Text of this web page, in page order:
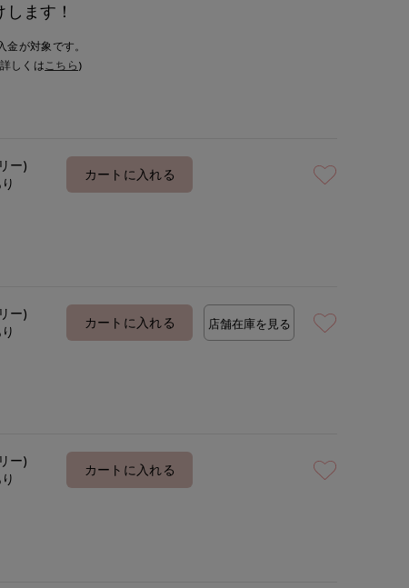
ます！
金が対象です。
しくはこちら )
ー)
カートに入れる
ー)
カートに入れる 店舗在庫を見る
ー)
カートに入れる